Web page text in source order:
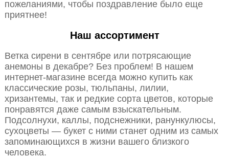
пожеланиями, чтобы поздравление было еще
приятнее!
Наш ассортимент
Ветка сирени в сентябре или потрясающие
анемоны в декабре? Без проблем! В нашем
интернет-магазине всегда можно купить как
классические розы, тюльпаны, лилии,
хризантемы, так и редкие сорта цветов, которые
понравятся даже самым взыскательным.
Подсолнухи, каллы, подснежники, ранункулюсы,
сухоцветы — букет с ними станет одним из самых
запоминающихся в жизни вашего близкого
человека.